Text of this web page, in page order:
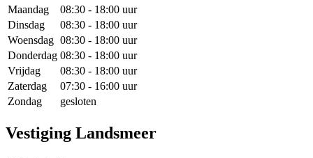
Maandag
08:30 - 18:00 uur
Dinsdag
08:30 - 18:00 uur
Woensdag 08:30 - 18:00 uur
Donderdag 08:30 - 18:00 uur
Vrijdag
08:30 - 18:00 uur
Zaterdag
07:30 - 16:00 uur
Zondag
gesloten
Vestiging Landsmeer